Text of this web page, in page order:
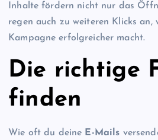
Inhalte fördern nicht nur das
regen auch zu weiteren Klicks an,
Kampagne erfolgreicher macht.
Die richtige
finden
Wie oft du deine E-Mails